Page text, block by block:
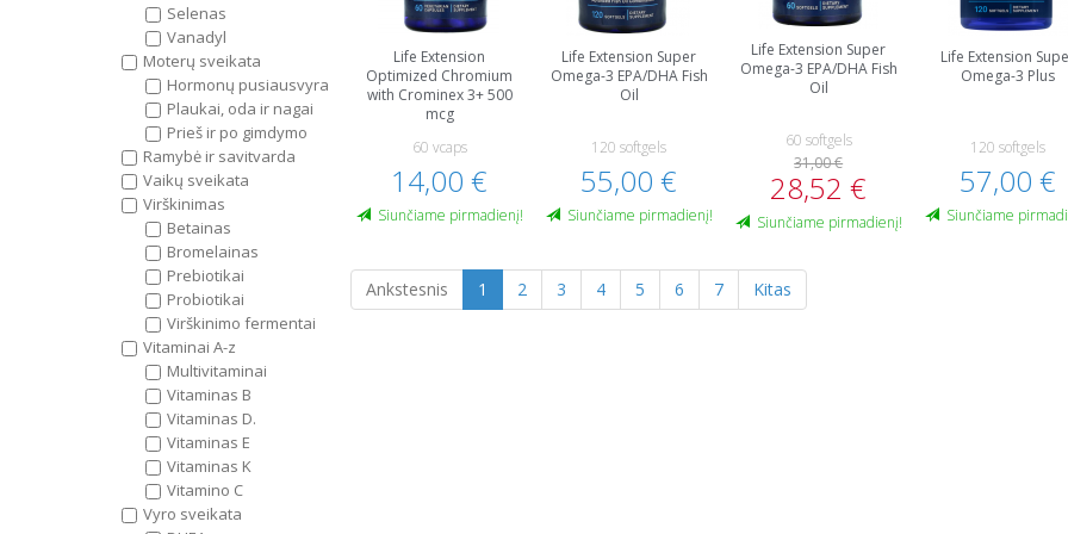
Selenas
Vanadyl
Moterų sveikata
Hormonų pusiausvyra
Plaukai, oda ir nagai
Prieš ir po gimdymo
Ramybė ir savitvarda
Vaikų sveikata
Virškinimas
Betainas
Bromelainas
Prebiotikai
Probiotikai
Virškinimo fermentai
Vitaminai A-z
Multivitaminai
Vitaminas B
Vitaminas D.
Vitaminas E
Vitaminas K
Vitamino C
Vyro sveikata
Life Extension
Optimized Chromium
with Crominex 3+ 500
mcg
60 vcaps
14,00 €
Siunčiame pirmadienį!
Life Extension Super
Omega-3 EPA/DHA Fish
Oil
120 softgels
55,00 €
Siunčiame pirmadienį!
Life Extension Super
Omega-3 EPA/DHA Fish
Oil
60 softgels
31,00 €
28,52 €
Siunčiame pirmadienį!
Life Extension
Omega-3 Plus
120 softgels
57,00 €
Siunčiame
Ankstesnis 1 2 3 4 5 6 7 Kitas